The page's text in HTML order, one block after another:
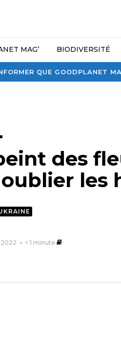
QUE GOODPLANET
MAG’ BIODIVERSITÉ
des
les
2022 < 1 minute